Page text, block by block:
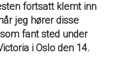
fortsatt klemt inn
jeg hører disse
fant sted under
i Oslo den 14.